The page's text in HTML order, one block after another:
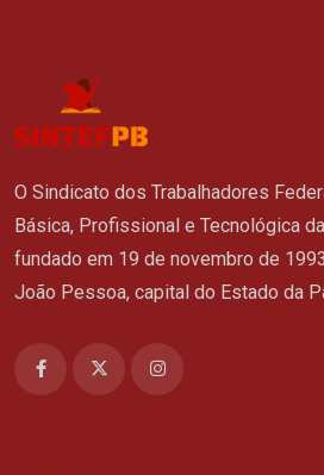
O Sindicato dos Trabalhadores
Básica, Profissional e Tecnológica
fundado em 19 de novembro de
João Pessoa, capital do Estado da